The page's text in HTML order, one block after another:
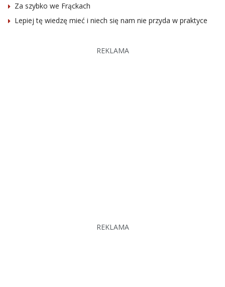
Za szybko we Frąckach
Lepiej tę wiedzę mieć i niech się nam nie przyda w praktyce
REKLAMA
REKLAMA